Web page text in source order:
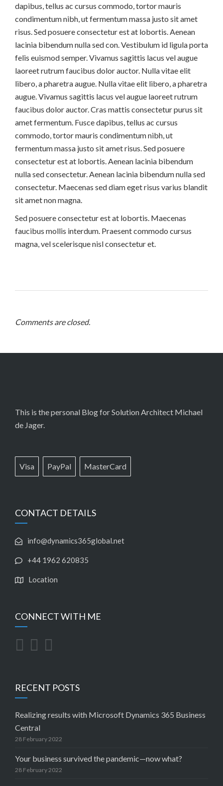
dapibus, tellus ac cursus commodo, tortor mauris
condimentum nibh, ut fermentum massa justo sit amet
risus. Sed posuere consectetur est at lobortis. Aenean
lacinia bibendum nulla sed con. Vestibulum id ligula porta
felis euismod semper. Vivamus sagittis lacus vel augue
laoreet rutrum faucibus dolor auctor. Nulla vitae elit
libero, a pharetra augue. Nulla vitae elit libero, a pharetra
augue. Vivamus sagittis lacus vel augue laoreet rutrum
faucibus dolor auctor. Cras mattis consectetur purus sit
amet fermentum. Fusce dapibus, tellus ac cursus
commodo, tortor mauris condimentum nibh, ut
fermentum massa justo sit amet risus. Sed posuere
consectetur est at lobortis. Aenean lacinia bibendum
nulla sed consectetur. Aenean lacinia bibendum nulla sed
consectetur. Maecenas sed diam eget risus varius blandit
sit amet non magna.
Sed posuere consectetur est at lobortis. Maecenas
faucibus mollis interdum. Praesent commodo cursus
magna, vel scelerisque nisl consectetur et.
Comments are closed.
This is the personal Blog for Solution Architect Michael
de Jager.
Visa PayPal MasterCard
CONTACT DETAILS
info@dynamics365global.net
+44 1962 620835
Location
CONNECT WITH ME
RECENT POSTS
Realizing results with Microsoft Dynamics 365 Business
Central
28 February 2022
Your business survived the pandemic—now what?
28 February 2022